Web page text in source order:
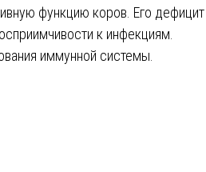
функцию коров. Его дефицит
к инфекциям.
иммунной системы.